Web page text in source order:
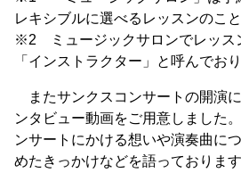
レキシブルに選べるレッスンのこ
※2 ミュージックサロンでレッス
「インストラクター」と呼んでお
またサンクスコンサートの開演
ンタビュー動画をご用意しました
ンサートにかける想いや演奏曲に
めたきっかけなどを語っておりま